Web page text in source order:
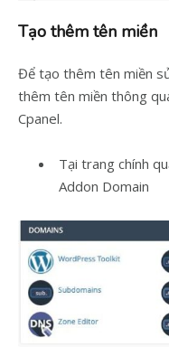
Tạo thêm tên miền
Để tạo thêm tên miền
thêm tên miền thông
Cpanel.
Tại trang chính
Addon Domain